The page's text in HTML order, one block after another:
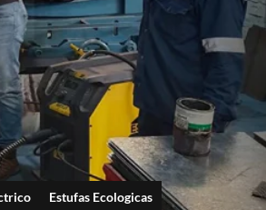
Estufas Ecologicas